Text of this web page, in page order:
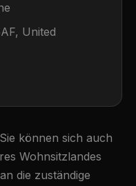
United
können sich auch
Wohnsitzlandes
die zuständige